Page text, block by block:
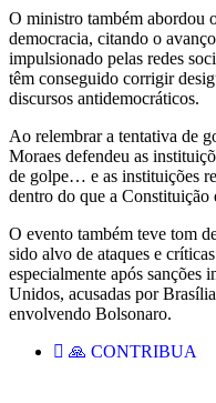
O ministro também abordou
democracia, citando o
impulsionado pelas redes
têm conseguido corrigir
discursos antidemocráticos.
Ao relembrar a tentativa de
Moraes defendeu as
de golpe… e as instituições
dentro do que a Constituição
O evento também teve tom
sido alvo de ataques e
especialmente após sanções
Unidos, acusadas por
envolvendo Bolsonaro.
🙏 CONTRIBUA